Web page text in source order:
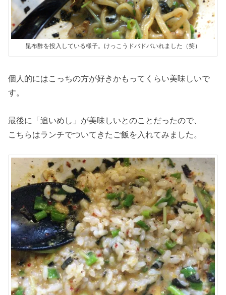
昆布酢を投入している様子。けっこうドバドバいれました（笑）
個人的にはこっちの方が好きかもってくらい美味しいで
す。
最後に「追いめし」が美味しいとのことだったので、
こちらはランチでついてきたご飯を入れてみました。